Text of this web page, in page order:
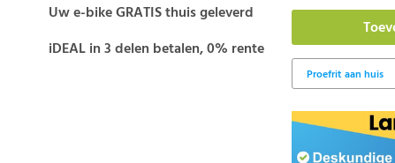
Uw e-bike GRATIS thuis geleverd
iDEAL in 3 delen betalen, 0% rente